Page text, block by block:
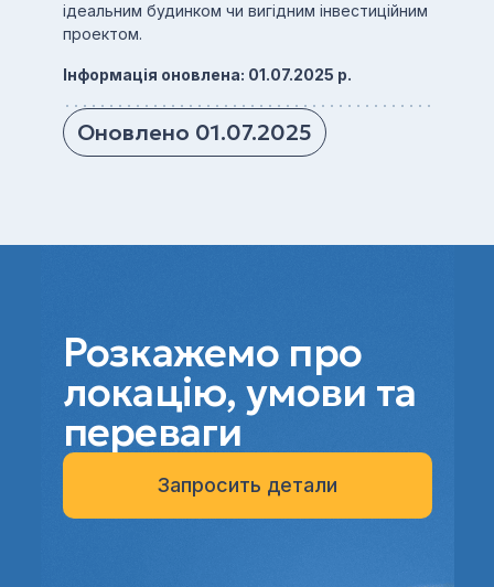
ідеальним будинком чи вигідним інвестиційним
проектом.
Інформація оновлена: 01.07.2025 р.
Оновлено 01.07.2025
Розкажемо про
локацію, умови та
переваги
Запросить детали